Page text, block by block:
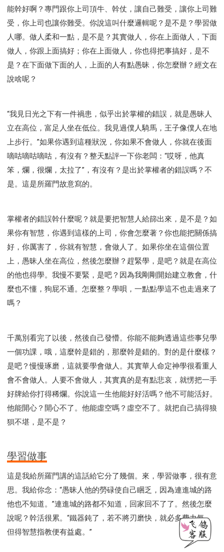
能幹好啊？專門跟你上司頂牛、幹仗，讓自己難受，讓你上司難
受，你上司也讓你難受。你說這叫什麼邏輯呢？是不是？學習做
人哪。做人柔和一點，是不是？其實做人，你在上面做人，下面
做人，你跟上面搞好；你在上面做人，你也得把事搞好，是不
是？在下面做下面的人，上面的人有點愚昧，你怎麼辦？經文在
說啥呢？
“我見日光之下有一件禍患，似乎出於掌權的錯誤，就是愚昧人
立在高位，富足人坐在低位。我見過僕人騎馬，王子像僕人在地
上步行。”如果你遇到這種狀況，你如果不會做人，你就在後面
嘀咕嘀咕嘀咕，有沒有？整天點評一下你老闆：“哎呀，他真
笨，爛，很爛，太拉了”，有沒有？是出於掌權者的錯誤嗎？不
是。這是所羅門故意寫的。
掌權者的錯誤幹什麼呢？就是要把智慧人給篩出來，是不是？如
果你有智慧，你遇到這樣的上司，你會怎麼著？你也能把關係搞
好，你厲害了，你就有智慧，會做人了。如果你坐在這個位置
上，愚昧人坐在高位，然後怎麼辦？趕緊學，是吧？就是在高位
的他也得學。我慢不要緊，是吧？因為我剛剛開始建立教會，什
麼也不懂，狗屁不通。怎麼整？學唄，一點點學這不也走過來了
嗎？
千萬別看完了以後，然後自己發懵。你能不能夠透過這些事兒學
一個功課，哦，這麼幹是錯的，那麼幹是錯的。對的是什麼樣？
是吧？慢慢琢磨，這就要學會做人。其實華人命定神學很看重人
會不會做人。人要不會做人，其實真的是有點悲哀，就愣把一手
好牌給你打得稀爛。你說這一生他能好好活嗎？他不可能活好。
他能開心？開心不了。他能虛空嗎？虛空不了。就把自己搞得狼
狽不堪，是不是？
學習做事
這是我給所羅門講的這話給它分了幾個。來，學習做事，很有意
思。我給你念：“愚昧人他的勞碌使自己睏乏，因為連進城的路
他也不知道。”連進城的路都不知道，回家回不了了。然後怎麼
說呢？幹活很累。“鐵器鈍了，若不將刃磨快，就必多費力氣。
但得智慧指教便有益處。”